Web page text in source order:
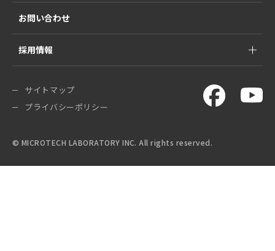
お問い合わせ
採用情報
© MICROTECH LABORATORY INC. All rights reserved.
サイトマップ
プライバシーポリシー